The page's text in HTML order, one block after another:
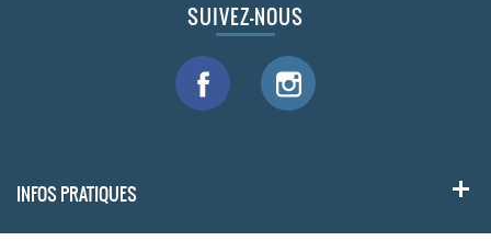
SUIVEZ-NOUS
INFOS PRATIQUES